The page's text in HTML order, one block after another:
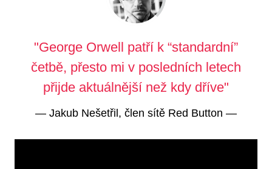
"George Orwell patří k “standardní”
četbě, přesto mi v posledních letech
přijde aktuálnější než kdy dříve"
— Jakub Nešetřil, člen sítě Red Button —